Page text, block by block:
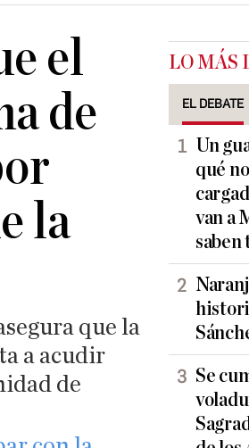
el
de
la
que la
a acudir
de
LO MÁS
EL DEBATE
Un
qué
van a
saben
Se